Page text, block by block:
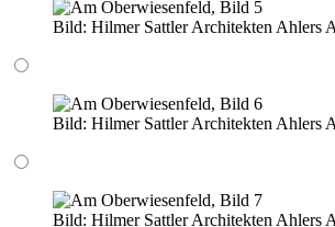
Bild: Hilmer Sattler Architekten Ahlers
Bild: Hilmer Sattler Architekten Ahlers
Bild: Hilmer Sattler Architekten Ahlers